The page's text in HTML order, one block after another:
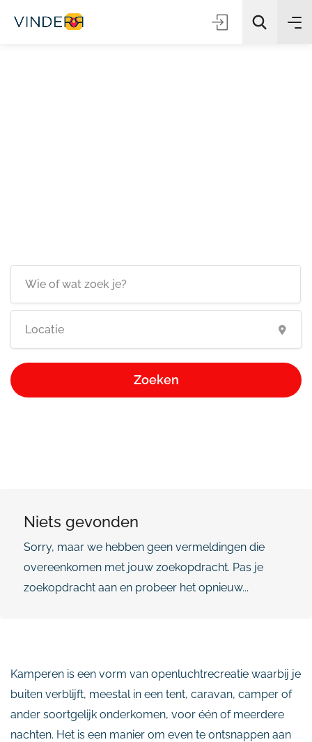
Zoeken
Niets gevonden
Sorry, maar we hebben geen vermeldingen die
overeenkomen met jouw zoekopdracht. Pas je
zoekopdracht aan en probeer het opnieuw...
Kamperen is een vorm van openluchtrecreatie waarbij je
buiten verblijft, meestal in een tent, caravan, camper of
ander soortgelijk onderkomen, voor één of meerdere
nachten. Het is een manier om even te ontsnappen aan